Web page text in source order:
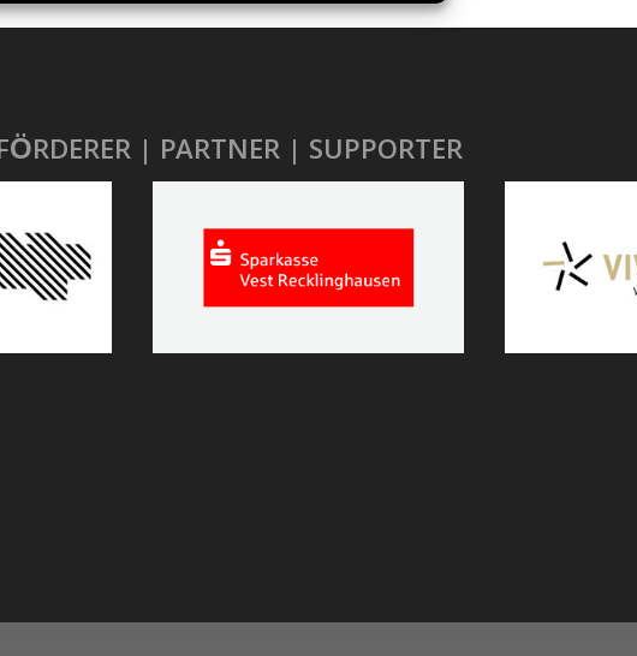
| PARTNER | SUPPORTER